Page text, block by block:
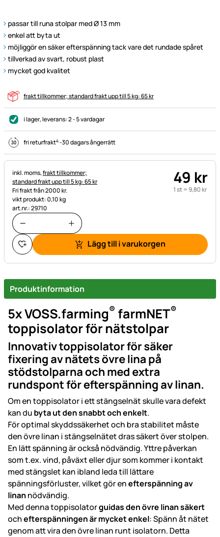
passar till runa stolpar med Ø 13 mm
enkel att byta ut
möjliggör en säker efterspänning tack vare det rundade spåret
tillverkad av svart, robust plast
mycket god kvalitet
frakt tillkommer; standard frakt upp till 5 kg: 65 kr
i lager, leverans:2 - 5 vardagar
fri returfrakt4-30 dagars ångerrätt
Skatteinformation:
inkl. moms,frakt tillkommer;
standard frakt upp till 5 kg: 65 kr
Fri frakt från 2000 kr.
vikt produkt: 0,10 kg
art.nr.: 29710
49 kr
1 st =9,80kr
Lägg till i varukorgen
Produktinformation
5x VOSS.farming® farmNET®
toppisolator för nätstolpar
Innovativ toppisolator för säker
fixering av nätets övre lina på
stödstolparna och med extra
rundspont för efterspänning av linan.
Om en toppisolator i ett stängselnät skulle vara defekt
kan du byta ut den snabbt och enkelt.
För optimal skyddssäkerhet och bra stabilitet måste
den övre linan i stängselnätet dras säkert över stolpen.
En lätt spänning är också nödvändig. Yttre påverkan
som t.ex. vind, påväxt eller djur som kommer i kontakt
med stängslet kan ibland leda till lättare
spänningsförluster, vilket gör enefterspänning av
linan nödvändig.
Med denna toppisolatorguidas den övre linan säkert
ochefterspänningen är mycket enkel: Spänn åt nätet
genom att vira den övre linan runt isolatorn. Detta